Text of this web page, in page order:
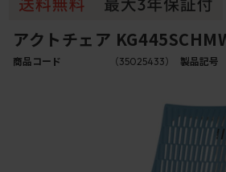
アクトチェア
商品コード （35025433） 製品記号